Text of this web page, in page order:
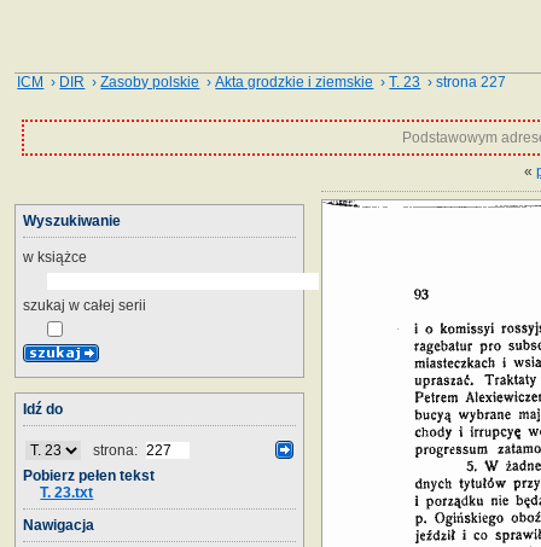
ICM › DIR ›Zasoby polskie ›Akta grodzkie i ziemskie ›T. 23 › strona 227
Podstawowym
«
Wyszukiwanie
w książce
szukaj w całej serii
Idź do
strona:
Pobierz pełen tekst
T. 23.txt
Nawigacja